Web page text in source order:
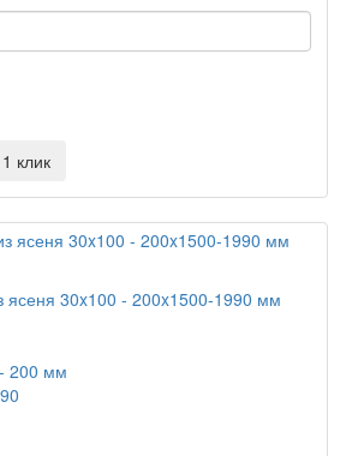
клик
ясеня 30x100 - 200x1500-1990 мм
200 мм